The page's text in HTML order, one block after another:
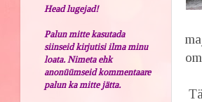
Head lugejad!
Palun mitte kasutada
siinseid kirjutisi ilma minu
loata. Nimeta ehk
anonüümseid kommentaare
palun ka mitte jätta.